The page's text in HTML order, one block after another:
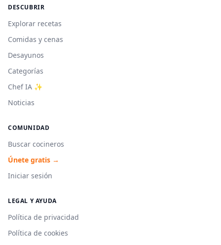
DESCUBRIR
Explorar recetas
Comidas y cenas
Desayunos
Categorías
Chef IA ✨
Noticias
COMUNIDAD
Buscar cocineros
Únete gratis →
Iniciar sesión
LEGAL Y AYUDA
Política de privacidad
Política de cookies